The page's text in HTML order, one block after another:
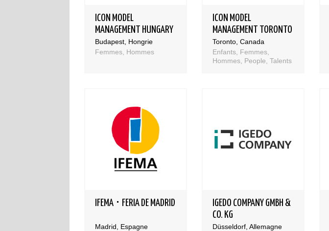
ICON MODEL
MANAGEMENT HUNGARY
Budapest, Hongrie
Femmes, Hommes
ICON MODEL
MANAGEMENT TORONTO
Toronto, Canada
Enfants, Femmes,
Hommes, People, Talents
IFEMA ･ FERIA DE MADRID
Madrid, Espagne
IGEDO COMPANY GMBH &
CO. KG
Düsseldorf, Allemagne